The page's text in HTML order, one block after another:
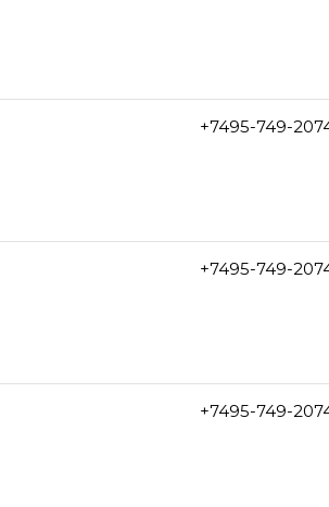
+7495-749-
+7495-749-
+7495-749-